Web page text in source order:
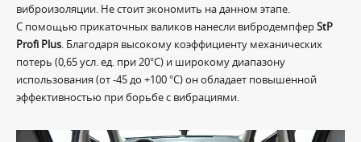
виброизоляции. Не стоит экономить на данном этапе.
С помощью прикаточных валиков нанесли вибродемпферStP
Profi Plus. Благодаря высокому коэффициенту механических
потерь (0,65 усл. ед. при 20°С) и широкому диапазону
использования (от -45 до +100 °С) он обладает повышенной
эффективностью при борьбе с вибрациями.